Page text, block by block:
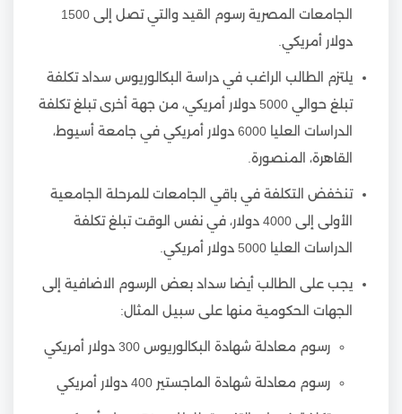
الجامعات المصرية رسوم القيد والتي تصل إلى 1500
دولار أمريكي.
يلتزم الطالب الراغب في دراسة البكالوريوس سداد تكلفة
تبلغ حوالي 5000 دولار أمريكي، من جهة أخرى تبلغ تكلفة
الدراسات العليا 6000 دولار أمريكي في جامعة أسيوط،
القاهرة، المنصورة.
تنخفض التكلفة في باقي الجامعات للمرحلة الجامعية
الأولى إلى 4000 دولار، في نفس الوقت تبلغ تكلفة
الدراسات العليا 5000 دولار أمريكي.
يجب على الطالب أيضا سداد بعض الرسوم الاضافية إلى
الجهات الحكومية منها على سبيل المثال:
رسوم معادلة شهادة البكالوريوس 300 دولار أمريكي
رسوم معادلة شهادة الماجستير 400 دولار أمريكي